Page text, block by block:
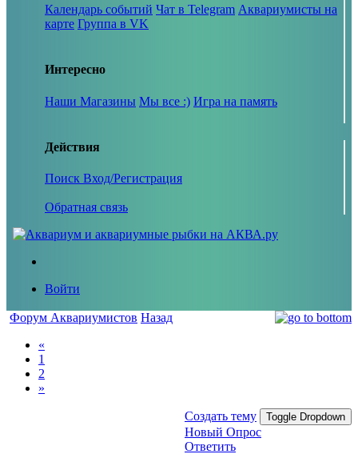
Календарь событий Чат в Telegram Аквариумисты на
карте Группа в VK
Интересно
Наши Магазины Мы все :) Игра на память
Действия
Поиск Вход/Регистрация
Обратная связь
Войти
Форум Аквариумистов Назад
«
1
2
»
Создать тему Toggle Dropdown
Новый Опрос
Ответить